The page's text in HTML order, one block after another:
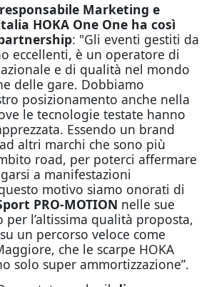
Marketing e
HOKA One One ha così
: "Gli eventi gestiti da
eccellenti, è un operatore di
e di qualità nel mondo
delle gare. Dobbiamo
posizionamento anche nella
le tecnologie testate hanno
Essendo un brand
altri marchi che sono più
road, per poterci affermare
a manifestazioni
questo motivo siamo onorati di
PRO-MOTION nelle sue
l’altissima qualità proposta,
un percorso veloce come
che le scarpe HOKA
solo super ammortizzazione”.